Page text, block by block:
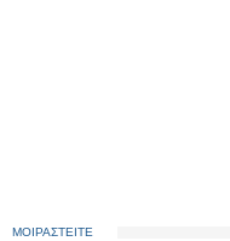
ΜΟΙΡΑΣΤΕΙΤΕ